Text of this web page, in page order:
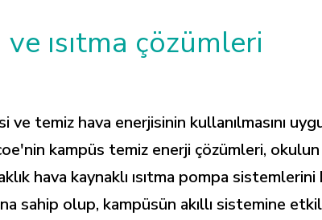
ısıtma çözümleri
temiz hava enerjisinin kullanılmasını
kampüs temiz enerji çözümleri, okulun
hava kaynaklı ısıtma pompa
sahip olup, kampüsün akıllı sistemine